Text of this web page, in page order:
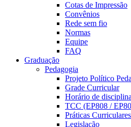
Cotas de Impressão
Convênios
Rede sem fio
Normas
Equipe
FAQ
Graduação
Pedagogia
Projeto Político
Grade Curricular
Horário de
TCC (EP808 /
Práticas
Legislação